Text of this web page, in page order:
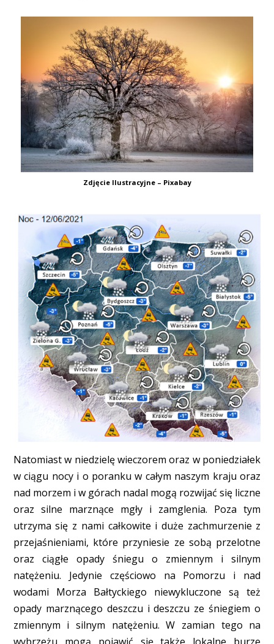
Zdjęcie Ilustracyjne – Pixabay
Natomiast w niedzielę wieczorem oraz w poniedziałek
w ciągu nocy i o poranku w całym naszym kraju oraz
nad morzem i w górach nadal mogą rozwijać się liczne
oraz silne marznące mgły i zamglenia. Poza tym
utrzyma się z nami całkowite i duże zachmurzenie z
przejaśnieniami, które przyniesie ze sobą przelotne
oraz ciągłe opady śniegu o zmiennym i silnym
natężeniu. Jedynie częściowo na Pomorzu i nad
wodami Morza Bałtyckiego niewykluczone są też
opady marznącego deszczu i deszczu ze śniegiem o
zmiennym i silnym natężeniu. W zamian tego na